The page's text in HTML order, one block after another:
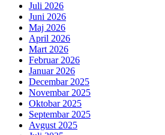
Juli 2026
Juni 2026
Maj 2026
April 2026
Mart 2026
Februar 2026
Januar 2026
Decembar 2025
Novembar 2025
Oktobar 2025
Septembar 2025
Avgust 2025